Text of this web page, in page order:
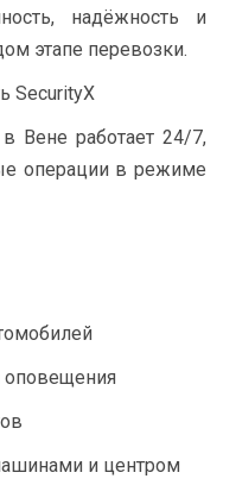
надёжность и
этапе перевозки.
SecurityX
Вене работает 24/7,
операции в режиме
оповещения
и центром